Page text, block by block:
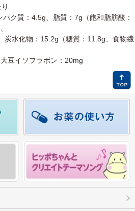
ク質：4.5g、脂質：7g（飽和脂肪酸：
水化物：15.2g（糖質：11.8g、食物繊
豆イソフラボン：20mg